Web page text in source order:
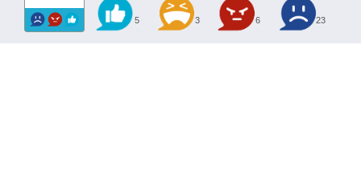
5 3 6 23